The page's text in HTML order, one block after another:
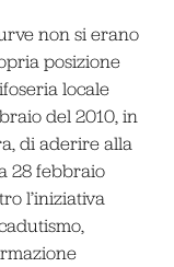
non si erano
posizione
locale
del 2010, in
di aderire alla
28 febbraio
l’iniziativa